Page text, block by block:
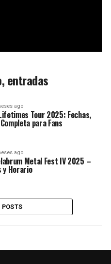
entradas
ago
Tour 2025: Fechas,
para Fans
ago
Metal Fest IV 2025 –
y Horario
POSTS